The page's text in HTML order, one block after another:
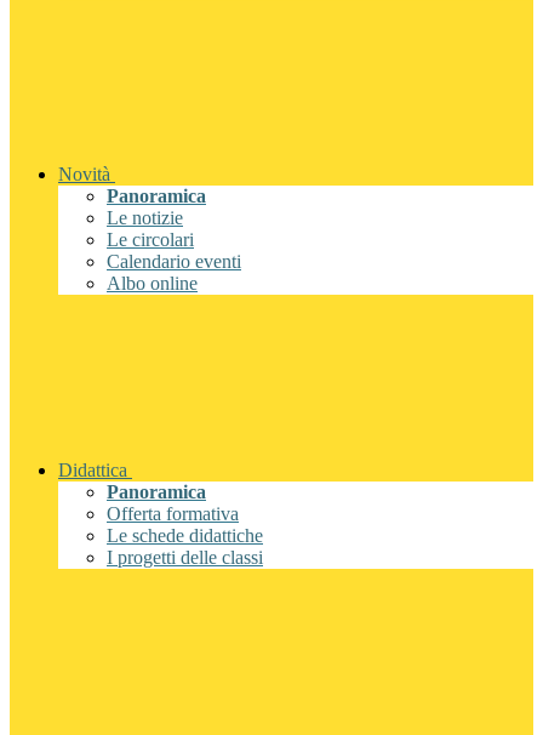
Novità
Panoramica
Le notizie
Le circolari
Calendario eventi
Albo online
Didattica
Panoramica
Offerta formativa
Le schede didattiche
I progetti delle classi